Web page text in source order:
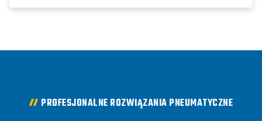
PROFESJONALNE ROZWIĄZANIA PNEUMATYCZNE